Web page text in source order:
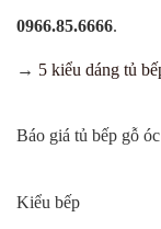
0966.85.6666.
→ 5 kiểu dáng tủ
Báo giá tủ bếp gỗ
Kiểu bếp